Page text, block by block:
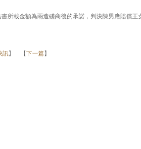
所載金額為兩造磋商後的承諾，判決陳男應賠償王
訊】 【下一篇】